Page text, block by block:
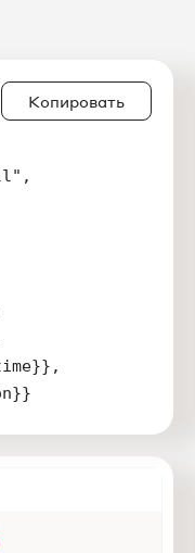
Копировать